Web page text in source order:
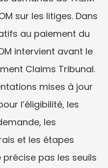
sur les litiges. Dans
au paiement du
intervient avant le
Claims Tribunal.
mises à jour
l’éligibilité, les
les
et les étapes
pas les seuils